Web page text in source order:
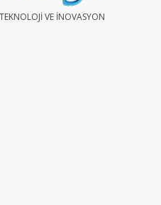
VE İNOVASYON